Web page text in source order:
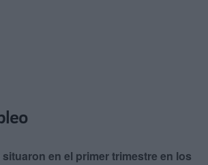
en el primer trimestre en los